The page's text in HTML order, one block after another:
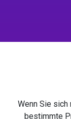
Wenn Sie
bestimmte